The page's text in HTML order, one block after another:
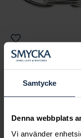
Samtycke
Denna webbplats
Vi använder
Astrid & Agnes
Pris:699 kr
699 kr